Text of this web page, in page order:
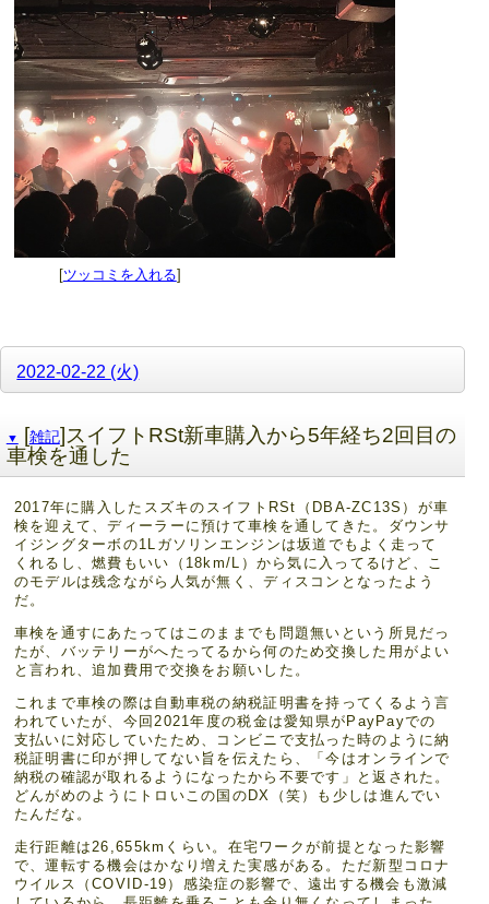
[ツッコミを入れる]
2022-02-22 (火)
▼ [雑記]スイフトRSt新車購入から5年経ち2回目の
車検を通した
2017年に購入したスズキのスイフトRSt（DBA-ZC13S）が車
検を迎えて、ディーラーに預けて車検を通してきた。ダウンサ
イジングターボの1Lガソリンエンジンは坂道でもよく走って
くれるし、燃費もいい（18km/L）から気に入ってるけど、こ
のモデルは残念ながら人気が無く、ディスコンとなったよう
だ。
車検を通すにあたってはこのままでも問題無いという所見だっ
たが、バッテリーがへたってるから何のため交換した用がよい
と言われ、追加費用で交換をお願いした。
これまで車検の際は自動車税の納税証明書を持ってくるよう言
われていたが、今回2021年度の税金は愛知県がPayPayでの
支払いに対応していたため、コンビニで支払った時のように納
税証明書に印が押してない旨を伝えたら、「今はオンラインで
納税の確認が取れるようになったから不要です」と返された。
どんがめのようにトロいこの国のDX（笑）も少しは進んでい
たんだな。
走行距離は26,655kmくらい。在宅ワークが前提となった影響
で、運転する機会はかなり増えた実感がある。ただ新型コロナ
ウイルス（COVID-19）感染症の影響で、遠出する機会も激減